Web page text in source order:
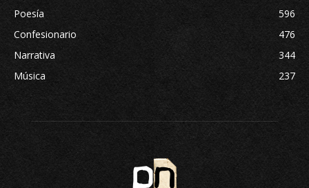
Poesía
596
Confesionario
476
Narrativa
344
Música
237